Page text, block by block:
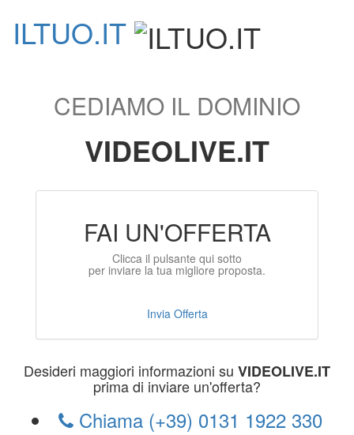
ILTUO.IT
CEDIAMO IL DOMINIO
VIDEOLIVE.IT
FAI UN'OFFERTA
Clicca il pulsante qui sotto
per inviare la tua migliore proposta.
Invia Offerta
Desideri maggiori informazioni su VIDEOLIVE.IT
prima di inviare un'offerta?
Chiama (+39) 0131 1922 330